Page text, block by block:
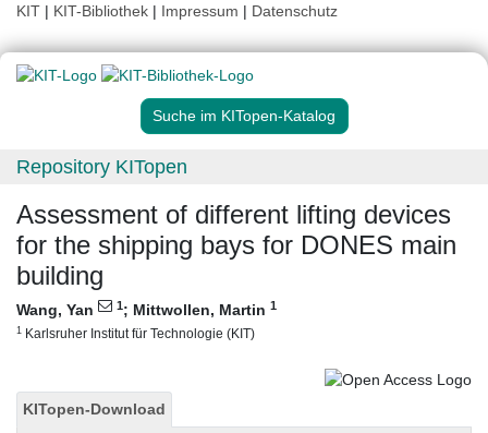
KIT | KIT-Bibliothek | Impressum | Datenschutz
Suche im KITopen-Katalog
Repository KITopen
Assessment of different lifting devices
for the shipping bays for DONES main
building
Wang, Yan 1; Mittwollen, Martin 1
1 Karlsruher Institut für Technologie (KIT)
KITopen-Download